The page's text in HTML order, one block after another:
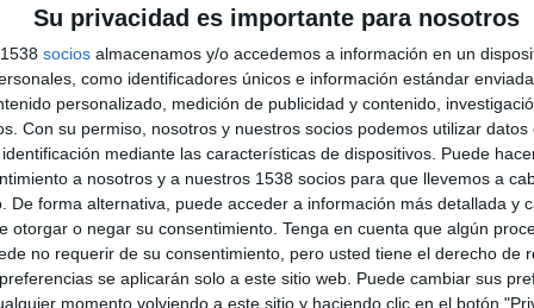
Su privacidad es importante para nosotros
socios almacenamos y/o accedemos a información en un
como identificadores únicos e información estándar
personalizado, medición de publicidad y contenido,
Con su permiso, nosotros y nuestros socios podemos utilizar datos
mediante las características de dispositivos. Puede
a nosotros y a nuestros 1538 socios para que llevemos a
De forma alternativa, puede acceder a información más detallada y
otorgar o negar su consentimiento. Tenga en cuenta que algún
no requerir de su consentimiento, pero usted tiene el derecho de
se aplicarán solo a este sitio web. Puede cambiar sus
momento volviendo a este sitio y haciendo clic en el botón
muy cerca de alcanzar al 100% del público
media del35 OTS.
año más una gran acogida por parte de los medios
BBDOcon la agencia de PR estratégico
dado el contexto se llevó a cabo por primera vez en
conectados a la rueda de prensa, en la que
del Estado, Jesús Huerta, y todos los detalles
general creativo de Contrapunto BBDO y